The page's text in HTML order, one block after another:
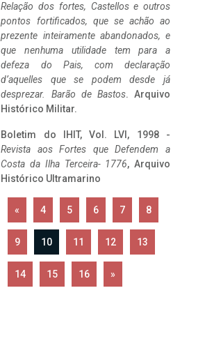
Relação dos fortes, Castellos e outros
pontos fortificados, que se achão ao
prezente inteiramente abandonados, e
que nenhuma utilidade tem para a
defeza do Pais, com declaração
d’aquelles que se podem desde já
desprezar. Barão de Bastos. Arquivo
Histórico Militar.
Boletim do IHIT, Vol. LVI, 1998 -
Revista aos Fortes que Defendem a
Costa da Ilha Terceira- 1776, Arquivo
Histórico Ultramarino
« 4 5 6 7 8
9 10 11 12 13
14 15 16 »